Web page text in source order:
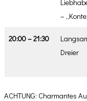
–
20:00 – 21:30
Dreier
ACHTUNG: Charmantes